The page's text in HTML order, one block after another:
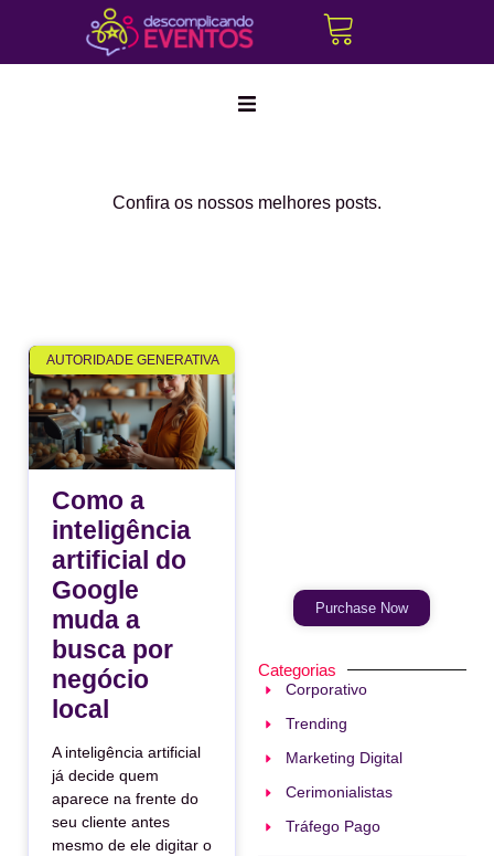
Corporativo
Cerimonialistas
Tráfego Pago
Confira os nossos melhores posts.
AUTORIDADE GENERATIVA
Como a
inteligência
artificial do
Google
muda a
busca por
negócio
local
A inteligência artificial
já decide quem
aparece na frente do
seu cliente antes
mesmo de ele digitar o
Purchase Now
Categorias
Corporativo
Trending
Marketing Digital
Cerimonialistas
Tráfego Pago